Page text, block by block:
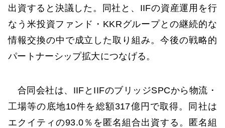
出資すると決議した。同社と、IIFの資産運用を行
なう米投資ファンド・KKRグループとの継続的な
情報交換の中で成立した取り組み。今後の戦略的
パートナーシップ拡大につなげる。
合同会社は、IIFとIIFのブリッジSPCから物流・
工場等の底地10件を総額317億円で取得。同社は
エクイティの93.0％を匿名組合出資する。匿名組